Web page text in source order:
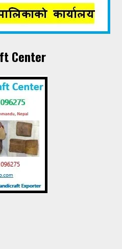
Center